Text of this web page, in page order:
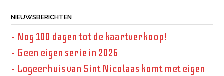
NIEUWSBERICHTEN
– Nog 100 dagen tot de kaartverkoop!
– Geen eigen serie in 2026
– Logeerhuis van Sint Nicolaas komt met eigen